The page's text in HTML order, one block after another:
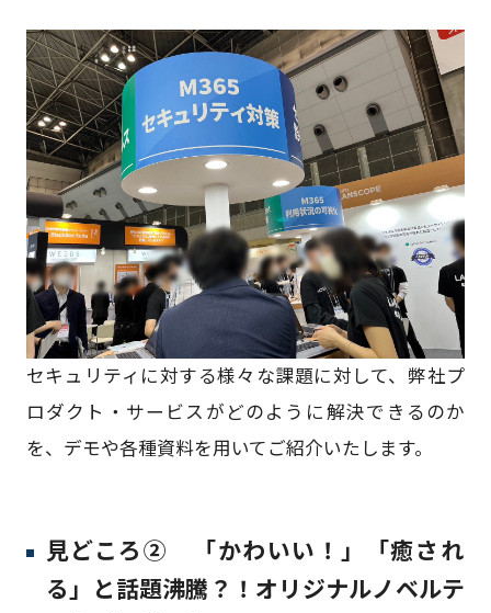
セキュリティに対する様々な課題に対して、弊社プ
ロダクト・サービスがどのように​解決できるのか
を、デモや各種資料を用いてご紹介いたします。​
見どころ② 「かわいい！」「癒され
る」と話題沸騰？！オリジナルノベルテ